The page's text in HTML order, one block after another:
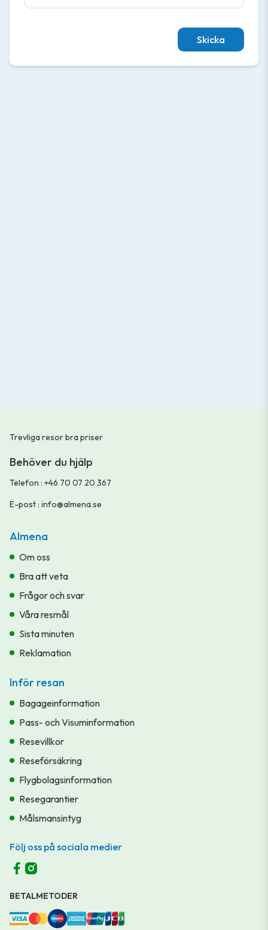
Skicka
Trevliga resor bra priser
Behöver du hjälp
Telefon : +46 70 07 20 367
E-post : info@almena.se
Almena
Om oss
Bra att veta
Frågor och svar
Våra resmål
Sista minuten
Reklamation
Inför resan
Bagageinformation
Pass- och Visuminformation
Resevillkor
Reseförsäkring
Flygbolagsinformation
Resegarantier
Målsmansintyg
Följ oss på sociala medier
BETALMETODER